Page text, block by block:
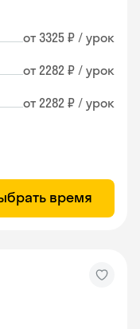
от 3325 ₽ / урок
от 2282 ₽ / урок
от 2282 ₽ / урок
время